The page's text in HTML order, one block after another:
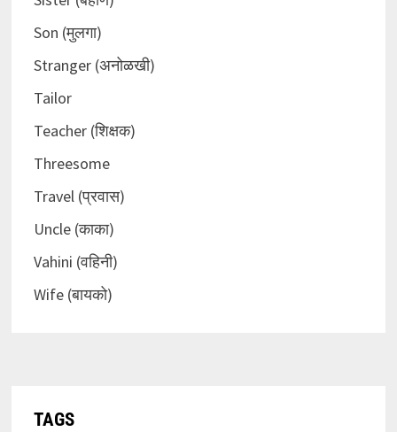
Son (मुलगा)
Stranger (अनोळखी)
Tailor
Teacher (शिक्षक)
Threesome
Travel (प्रवास)
Uncle (काका)
Vahini (वहिनी)
Wife (बायको)
TAGS